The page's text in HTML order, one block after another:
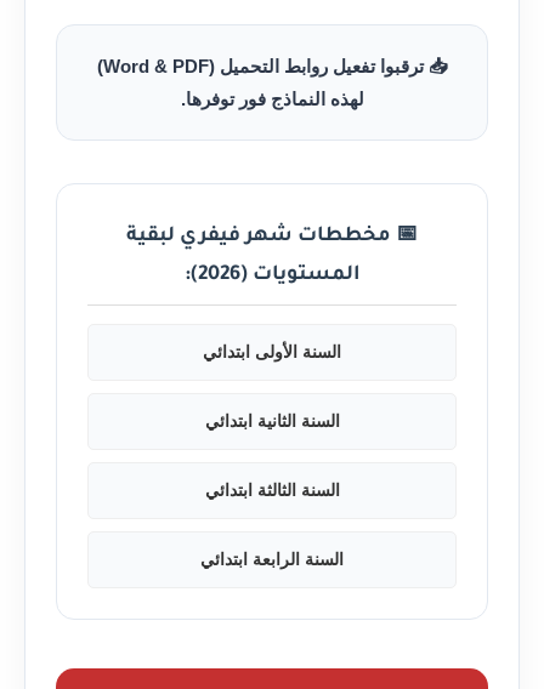
📥 ترقبوا تفعيل روابط التحميل (Word & PDF)
لهذه النماذج فور توفرها.
📅 مخططات شهر فيفري لبقية
المستويات (2026):
السنة الأولى ابتدائي
السنة الثانية ابتدائي
السنة الثالثة ابتدائي
السنة الرابعة ابتدائي